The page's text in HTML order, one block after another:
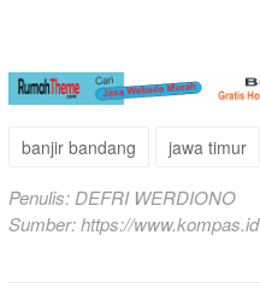
banjir bandang jawa timur
Penulis: DEFRI WERDIONO
Sumber:https://www.kompas.id